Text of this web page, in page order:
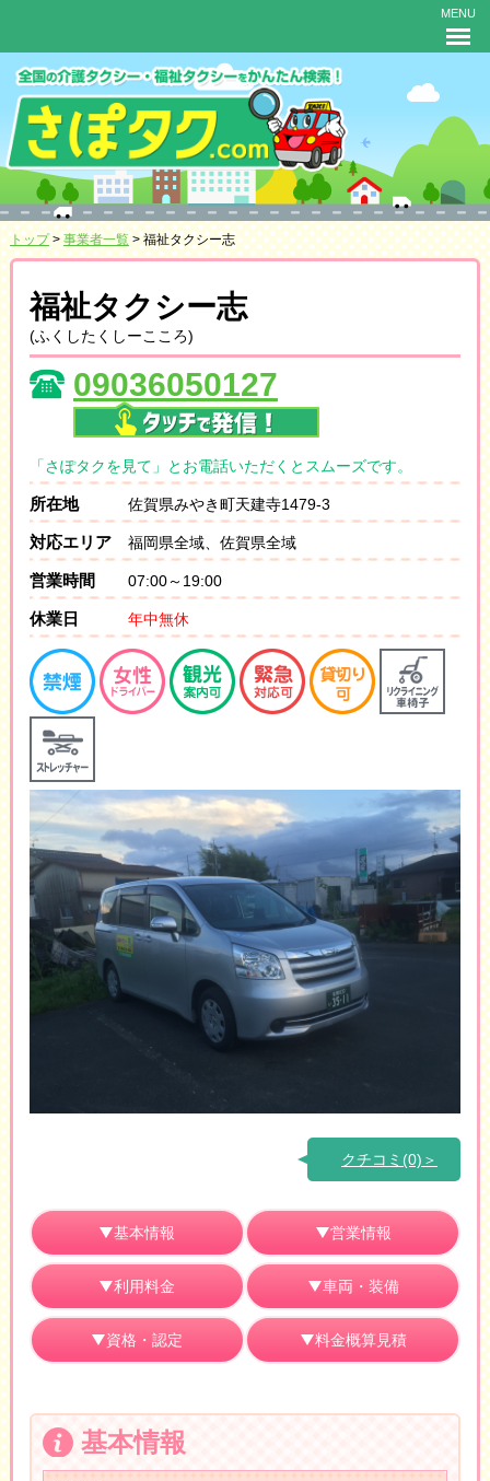
MENU
トップ>事業者一覧> 福祉タクシー志
福祉タクシー志
(ふくしたくしーこころ)
09036050127
「さぽタクを見て」とお電話いただくとスムーズです。
所在地 佐賀県みやき町天建寺1479-3
対応エリア 福岡県全域、佐賀県全域
営業時間 07:00～19:00
休業日 年中無休
クチコミ(0)＞
基本情報 営業情報
利用料金 車両・装備
資格・認定 料金概算見積
基本情報